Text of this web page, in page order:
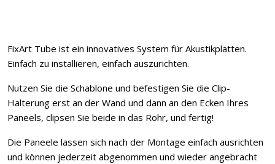
FixArt Tube ist ein innovatives System für Akustikplatten.
Einfach zu installieren, einfach auszurichten.
Nutzen Sie die Schablone und befestigen Sie die Clip-
Halterung erst an der Wand und dann an den Ecken Ihres
Paneels, clipsen Sie beide in das Rohr, und fertig!
Die Paneele lassen sich nach der Montage einfach ausrichten
und können jederzeit abgenommen und wieder angebracht